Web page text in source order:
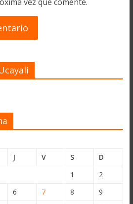
J V S
D
1
2
6 7 8
9